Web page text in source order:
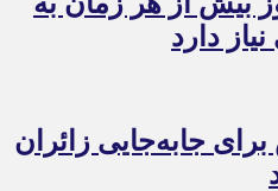
دارد
برای جابه‌جایی زائران